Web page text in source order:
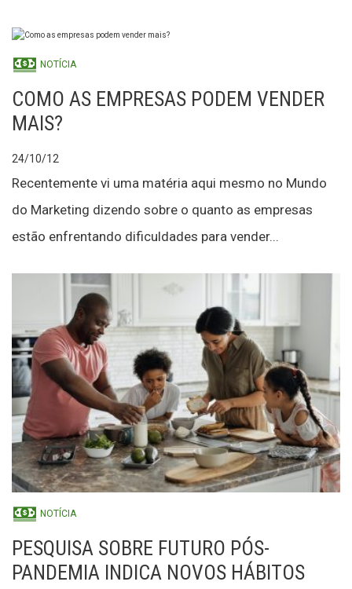
NOTÍCIA
COMO AS EMPRESAS PODEM VENDER
MAIS?
24/10/12
Recentemente vi uma matéria aqui mesmo no Mundo
do Marketing dizendo sobre o quanto as empresas
estão enfrentando dificuldades para vender...
NOTÍCIA
PESQUISA SOBRE FUTURO PÓS-
PANDEMIA INDICA NOVOS HÁBITOS